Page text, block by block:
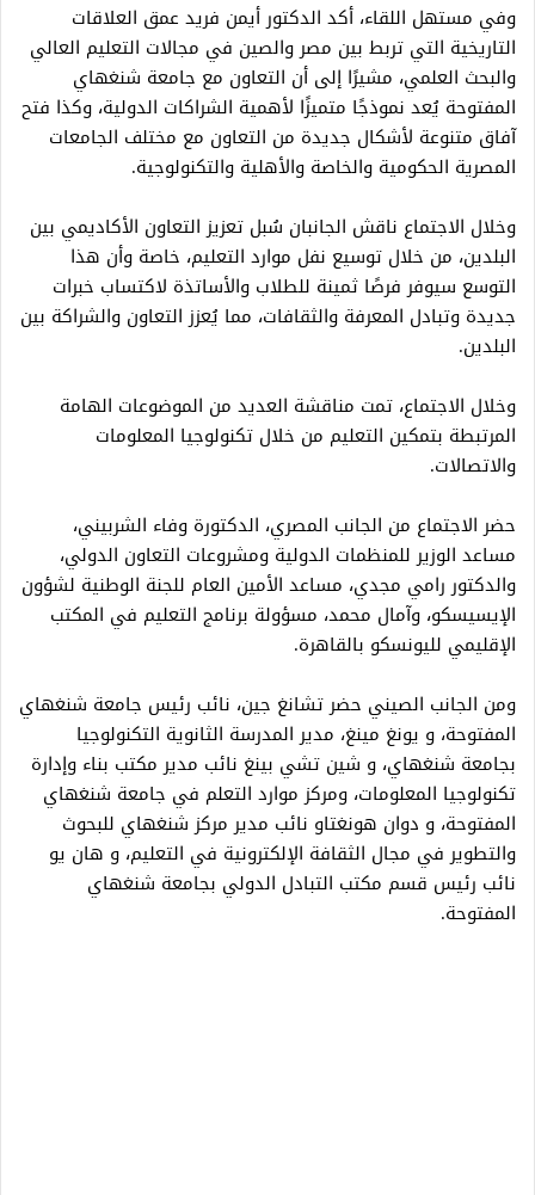
وفي مستهل اللقاء، أكد الدكتور أيمن فريد عمق العلاقات
التاريخية التي تربط بين مصر والصين في مجالات التعليم العالي
والبحث العلمي، مشيرًا إلى أن التعاون مع جامعة شنغهاي
المفتوحة يُعد نموذجًا متميزًا لأهمية الشراكات الدولية، وكذا فتح
آفاق متنوعة لأشكال جديدة من التعاون مع مختلف الجامعات
المصرية الحكومية والخاصة والأهلية والتكنولوجية.
وخلال الاجتماع ناقش الجانبان سُبل تعزيز التعاون الأكاديمي بين
البلدين، من خلال توسيع نفل موارد التعليم، خاصة وأن هذا
التوسع سيوفر فرصًا ثمينة للطلاب والأساتذة لاكتساب خبرات
جديدة وتبادل المعرفة والثقافات، مما يُعزز التعاون والشراكة بين
البلدين.
وخلال الاجتماع، تمت مناقشة العديد من الموضوعات الهامة
المرتبطة بتمكين التعليم من خلال تكنولوجيا المعلومات
والاتصالات.
حضر الاجتماع من الجانب المصري، الدكتورة وفاء الشربيني،
مساعد الوزير للمنظمات الدولية ومشروعات التعاون الدولي،
والدكتور رامي مجدي، مساعد الأمين العام للجنة الوطنية لشؤون
الإيسيسكو، وآمال محمد، مسؤولة برنامج التعليم في المكتب
الإقليمي لليونسكو بالقاهرة.
ومن الجانب الصيني حضر تشانغ جين، نائب رئيس جامعة شنغهاي
المفتوحة، و يونغ مينغ، مدير المدرسة الثانوية التكنولوجيا
بجامعة شنغهاي، و شين تشي بينغ نائب مدير مكتب بناء وإدارة
تكنولوجيا المعلومات، ومركز موارد التعلم في جامعة شنغهاي
المفتوحة، و دوان هونغتاو نائب مدير مركز شنغهاي للبحوث
والتطوير في مجال الثقافة الإلكترونية في التعليم، و هان يو
نائب رئيس قسم مكتب التبادل الدولي بجامعة شنغهاي
المفتوحة.